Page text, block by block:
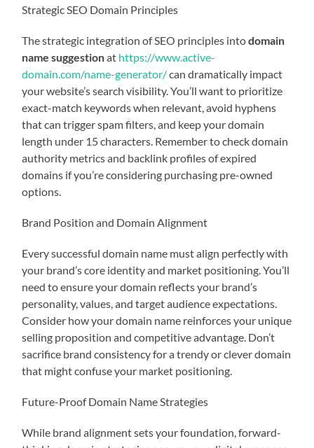
Strategic SEO Domain Principles
The strategic integration of SEO principles intodomain
name suggestionat https://www.active-
domain.com/name-generator/can dramatically impact
your website’s search visibility. You’ll want to prioritize
exact-match keywords when relevant, avoid hyphens
that can trigger spam filters, and keep your domain
length under 15 characters. Remember to check domain
authority metrics and backlink profiles of expired
domains if you’re considering purchasing pre-owned
options.
Brand Position and Domain Alignment
Every successful domain name must align perfectly with
your brand’s core identity and market positioning. You’ll
need to ensure your domain reflects your brand’s
personality, values, and target audience expectations.
Consider how your domain name reinforces your unique
selling proposition and competitive advantage. Don’t
sacrifice brand consistency for a trendy or clever domain
that might confuse your market positioning.
Future-Proof Domain Name Strategies
While brand alignment sets your foundation, forward-